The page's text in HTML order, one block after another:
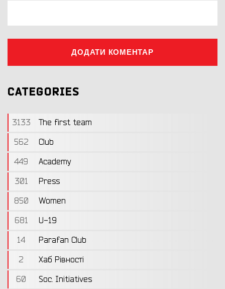
ДОДАТИ КОМЕНТАР
CATEGORIES
3133
The first team
562
Club
449
Academy
301
Press
850
Women
681
U-19
14
Parafan Club
2
Хаб Рівності
60
Soc. Initiatives